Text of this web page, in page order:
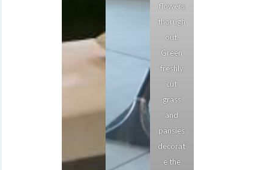
flowers
thorugh
out.
Green
freshly
cut
grass
and
pansies
decorat
e the